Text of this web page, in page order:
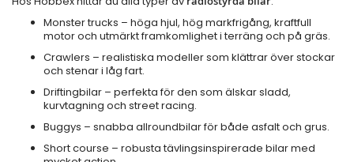
Monster trucks – höga hjul, hög markfrigång, kraftfull
motor och utmärkt framkomlighet i terräng och på gräs.
Crawlers – realistiska modeller som klättrar över stockar
och stenar i låg fart.
Driftingbilar – perfekta för den som älskar sladd,
kurvtagning och street racing.
Buggys – snabba allroundbilar för både asfalt och grus.
Short course – robusta tävlingsinspirerade bilar med